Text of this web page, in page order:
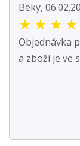
Beky,
★ ★ ★ ★
Objednávka
a zboží je ve